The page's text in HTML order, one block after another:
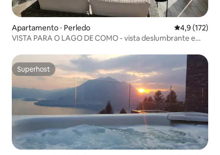
Apartamento ⋅ Perledo 4,9 de uma
4,9 (172)
VISTA PARA O LAGO DE COMO - vista deslumbrante e
Superhost
Superhost